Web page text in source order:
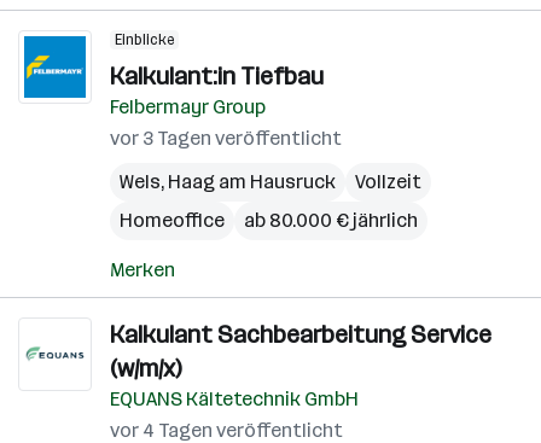
Einblicke
Kalkulant:in Tiefbau
Felbermayr Group
vor 3 Tagen veröffentlicht
Wels, Haag am Hausruck
Vollzeit
Homeoffice
ab 80.000 € jährlich
Merken
Kalkulant Sachbearbeitung Service
(w/m/x)
EQUANS Kältetechnik GmbH
vor 4 Tagen veröffentlicht